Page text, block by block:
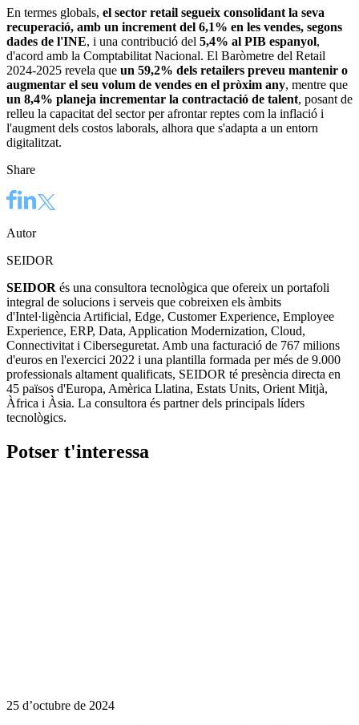
En termes globals, el sector retail segueix consolidant la seva
recuperació, amb un increment del 6,1% en les vendes, segons
dades de l'INE, i una contribució del 5,4% al PIB espanyol,
d'acord amb la Comptabilitat Nacional. El Baròmetre del Retail
2024-2025 revela que un 59,2% dels retailers preveu mantenir o
augmentar el seu volum de vendes en el pròxim any, mentre que
un 8,4% planeja incrementar la contractació de talent, posant de
relleu la capacitat del sector per afrontar reptes com la inflació i
l'augment dels costos laborals, alhora que s'adapta a un entorn
digitalitzat.
Share
Autor
SEIDOR
SEIDOR és una consultora tecnològica que ofereix un portafoli
integral de solucions i serveis que cobreixen els àmbits
d'Intel·ligència Artificial, Edge, Customer Experience, Employee
Experience, ERP, Data, Application Modernization, Cloud,
Connectivitat i Ciberseguretat. Amb una facturació de 767 milions
d'euros en l'exercici 2022 i una plantilla formada per més de 9.000
professionals altament qualificats, SEIDOR té presència directa en
45 països d'Europa, Amèrica Llatina, Estats Units, Orient Mitjà,
Àfrica i Àsia. La consultora és partner dels principals líders
tecnològics.
Potser t'interessa
25 d’octubre de 2024